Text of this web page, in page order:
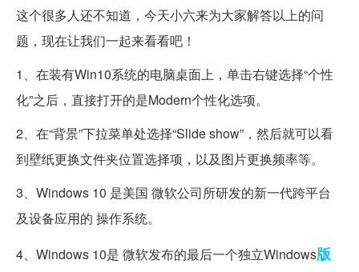
这个很多人还不知道，今天小六来为大家解答以上的问
题，现在让我们一起来看看吧！
1、在装有Win10系统的电脑桌面上，单击右键选择“个性
化”之后，直接打开的是Modern个性化选项。
2、在“背景”下拉菜单处选择“Slide show”，然后就可以看
到壁纸更换文件夹位置选择项，以及图片更换频率等。
3、Windows 10 是美国 微软公司所研发的新一代跨平台
及设备应用的 操作系统。
4、Windows 10是 微软发布的最后一个独立Windows版